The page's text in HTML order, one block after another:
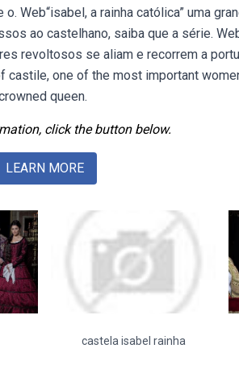
Web“isabel, a rainha católica” uma
ao castelhano, saiba que a série.
revoltosos se aliam e recorrem a
one of the most important
queen.
click the button below.
LEARN MORE
castela isabel rainha